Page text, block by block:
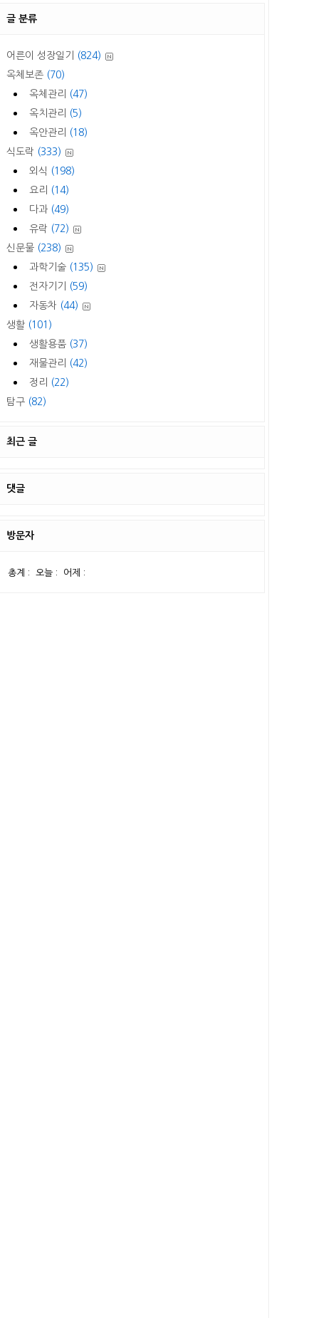
글 분류
어른이 성장일기
(824)
옥체보존 (70)
옥체관리
(47)
옥치관리
(5)
옥안관리
(18)
식도락 (333)
외식 (198)
요리
(14)
다과 (49)
유락 (72)
신문물 (238)
과학기술 (135)
전자기기
(59)
자동차 (44)
생활 (101)
생활용품 (37)
재물관리
(42)
정리
(22)
탐구 (82)
최근 글
댓글
방문자
총계 : 오늘 : 어제 :